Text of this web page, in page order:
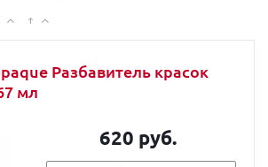
Разбавитель красок
мл
620 руб.